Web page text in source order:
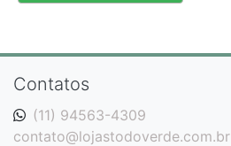
Contatos
(11) 94563-4309
contato@lojastodoverde.com.br